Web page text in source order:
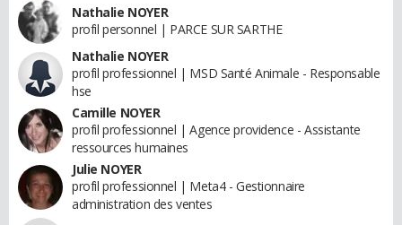
Nathalie NOYER
profil personnel | PARCE SUR SARTHE
Nathalie NOYER
profil professionnel | MSD Santé Animale - Responsable
hse
Camille NOYER
profil professionnel | Agence providence - Assistante
ressources humaines
Julie NOYER
profil professionnel | Meta4 - Gestionnaire
administration des ventes